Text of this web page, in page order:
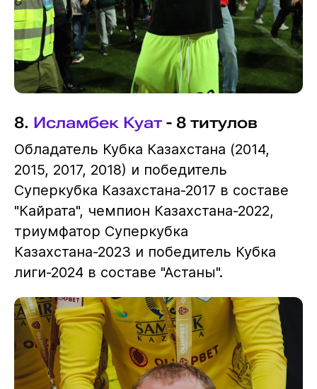
8. Исламбек Куат- 8 титулов
Обладатель Кубка Казахстана (2014,
2015, 2017, 2018) и победитель
Суперкубка Казахстана-2017 в составе
"Кайрата", чемпион Казахстана-2022,
триумфатор Суперкубка
Казахстана-2023 и победитель Кубка
лиги-2024 в составе "Астаны".